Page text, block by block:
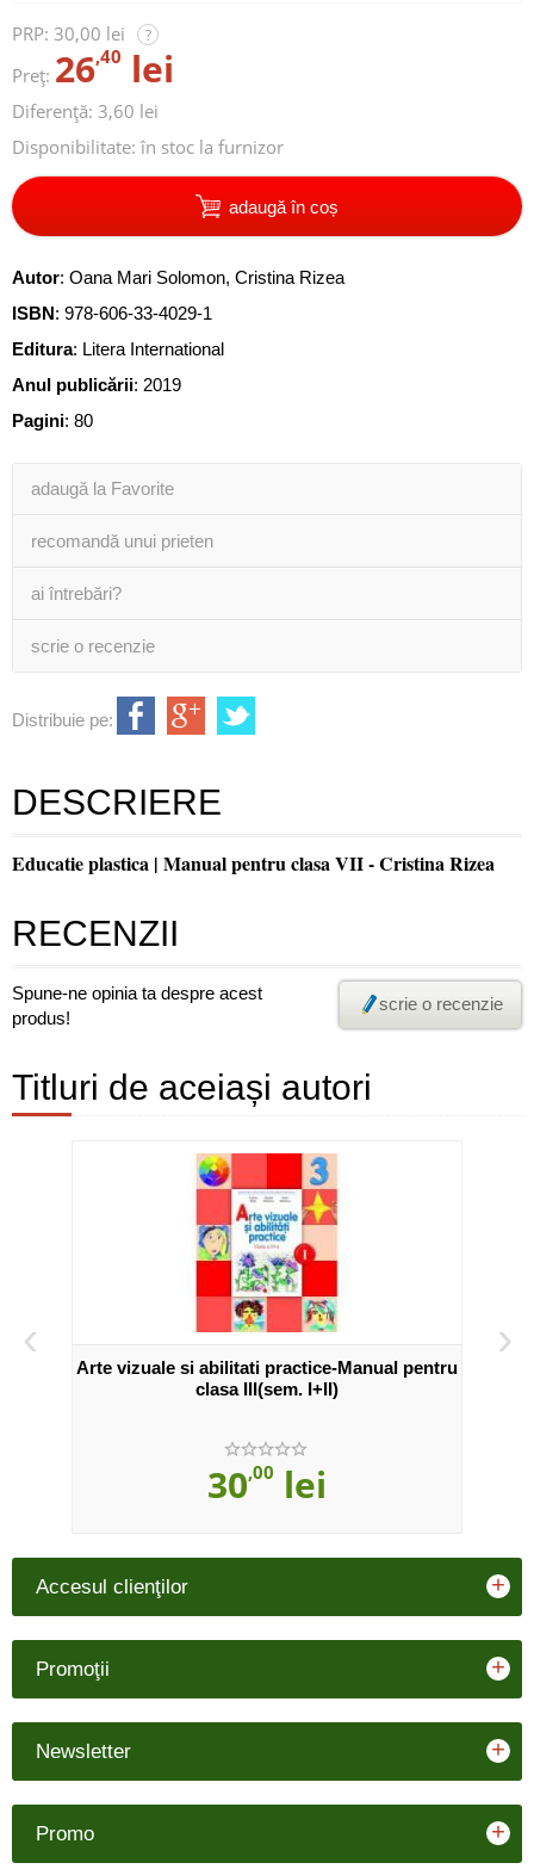
PRP: 30,00 lei ?
Preț: 26,40 lei
Diferență: 3,60 lei
Disponibilitate: în stoc la furnizor
adaugă în coș
Autor: Oana Mari Solomon, Cristina Rizea
ISBN: 978-606-33-4029-1
Editura: Litera International
Anul publicării: 2019
Pagini: 80
adaugă la Favorite
recomandă unui prieten
ai întrebări?
scrie o recenzie
Distribuie pe:
DESCRIERE
Educatie plastica | Manual pentru clasa VII - Cristina Rizea
RECENZII
Spune-ne opinia ta despre acest
produs!
scrie o recenzie
Titluri de aceiași autori
‹
Arte vizuale si abilitati practice-Manual pentru
clasa III(sem. I+II)
30,00 lei
›
Accesul clienţilor +
Promoţii +
Newsletter +
Promo +